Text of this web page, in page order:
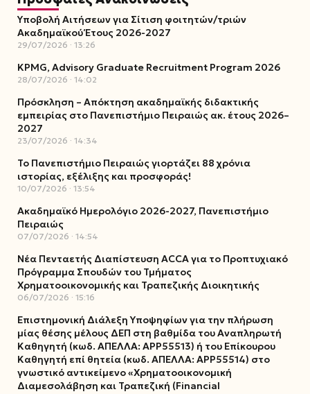
Υποβολή Αιτήσεων για Σίτιση φοιτητών/τριών
Ακαδημαϊκού Έτους 2026-2027
29/07/2026 13:26
KPMG, Advisory Graduate Recruitment Program 2026
28/07/2026 14:02
Πρόσκληση – Απόκτηση ακαδημαϊκής διδακτικής
εμπειρίας στο Πανεπιστήμιο Πειραιώς ακ. έτους 2026–
2027
23/07/2026 14:34
Το Πανεπιστήμιο Πειραιώς γιορτάζει 88 χρόνια
ιστορίας, εξέλιξης και προσφοράς!
10/07/2026 13:54
Ακαδημαϊκό Ημερολόγιο 2026-2027, Πανεπιστήμιο
Πειραιώς
07/07/2026 14:54
Νέα Πενταετής Διαπίστευση ACCA για το Προπτυχιακό
Πρόγραμμα Σπουδών του Τμήματος
Χρηματοοικονομικής και Τραπεζικής Διοικητικής
06/07/2026 15:16
Επιστημονική Διάλεξη Υποψηφίων για την πλήρωση
μίας θέσης μέλους ΔΕΠ στη βαθμίδα του Αναπληρωτή
Καθηγητή (κωδ. ΑΠΕΛΛΑ: ΑΡΡ55513) ή του Επίκουρου
Καθηγητή επί θητεία (κωδ. ΑΠΕΛΛΑ: ΑΡΡ55514) στο
γνωστικό αντικείμενο «Χρηματοοικονομική
Διαμεσολάβηση και Τραπεζική (Financial